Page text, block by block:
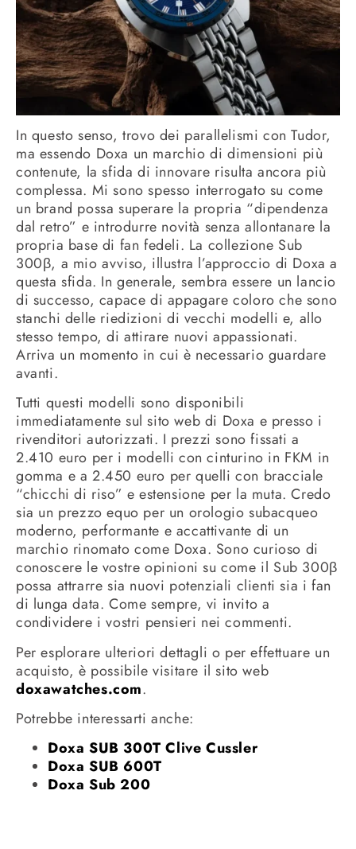
In questo senso, trovo dei parallelismi con Tudor,
ma essendo Doxa un marchio di dimensioni più
contenute, la sfida di innovare risulta ancora più
complessa. Mi sono spesso interrogato su come
un brand possa superare la propria “dipendenza
dal retro” e introdurre novità senza allontanare la
propria base di fan fedeli. La collezione Sub
300β, a mio avviso, illustra l’approccio di Doxa a
questa sfida. In generale, sembra essere un lancio
di successo, capace di appagare coloro che sono
stanchi delle riedizioni di vecchi modelli e, allo
stesso tempo, di attirare nuovi appassionati.
Arriva un momento in cui è necessario guardare
avanti.
Tutti questi modelli sono disponibili
immediatamente sul sito web di Doxa e presso i
rivenditori autorizzati. I prezzi sono fissati a
2.410 euro per i modelli con cinturino in FKM in
gomma e a 2.450 euro per quelli con bracciale
“chicchi di riso” e estensione per la muta. Credo
sia un prezzo equo per un orologio subacqueo
moderno, performante e accattivante di un
marchio rinomato come Doxa. Sono curioso di
conoscere le vostre opinioni su come il Sub 300β
possa attrarre sia nuovi potenziali clienti sia i fan
di lunga data. Come sempre, vi invito a
condividere i vostri pensieri nei commenti.
Per esplorare ulteriori dettagli o per effettuare un
acquisto, è possibile visitare il sito web
doxawatches.com.
Potrebbe interessarti anche:
Doxa SUB 300T Clive Cussler
Doxa SUB 600T
Doxa Sub 200